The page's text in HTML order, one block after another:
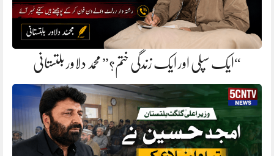
“ایک سپلی اور ایک زندگی ختم؟” محمد دلاور بلتستانی